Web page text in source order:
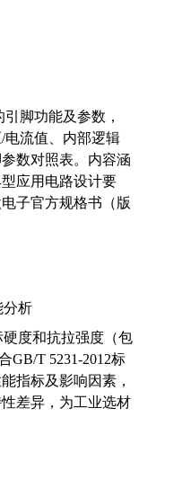
脚功能及参数，
电流值、内部逻辑
数对照表。内容涵
应用电路设计要
子官方规格书（版
分析
度和抗拉强度（包
GB/T 5231-2012标
指标及影响因素，
差异，为工业选材